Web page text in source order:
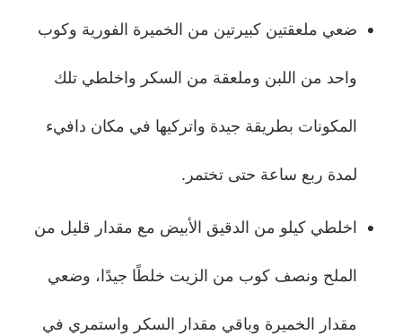
ضعي ملعقتين كبيرتين من الخميرة الفورية وكوب
واحد من اللبن وملعقة من السكر واخلطي تلك
المكونات بطريقة جيدة واتركيها في مكان دافيء
لمدة ربع ساعة حتى تختمر.
اخلطي كيلو من الدقيق الأبيض مع مقدار قليل من
الملح ونصف كوب من الزيت خلطًا جيدًا، وضعي
مقدار الخميرة وباقي مقدار السكر واستمري في